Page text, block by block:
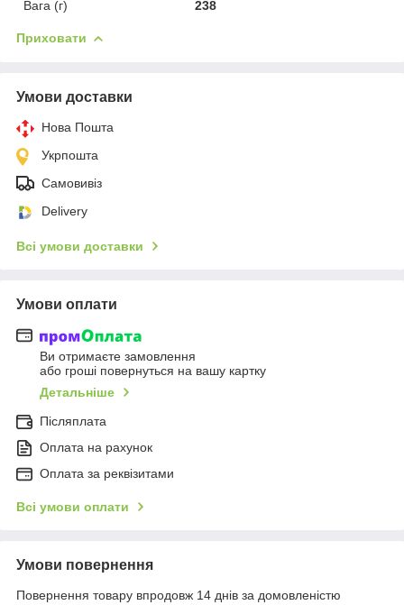
Вага (г)
238
Приховати
Умови доставки
Нова Пошта
Укрпошта
Самовивіз
Delivery
Всі умови доставки
Умови оплати
Ви отримаєте замовлення
або гроші повернуться на вашу картку
Детальніше
Післяплата
Оплата на рахунок
Оплата за реквізитами
Всі умови оплати
Умови повернення
Повернення товару впродовж 14 днів за домовленістю